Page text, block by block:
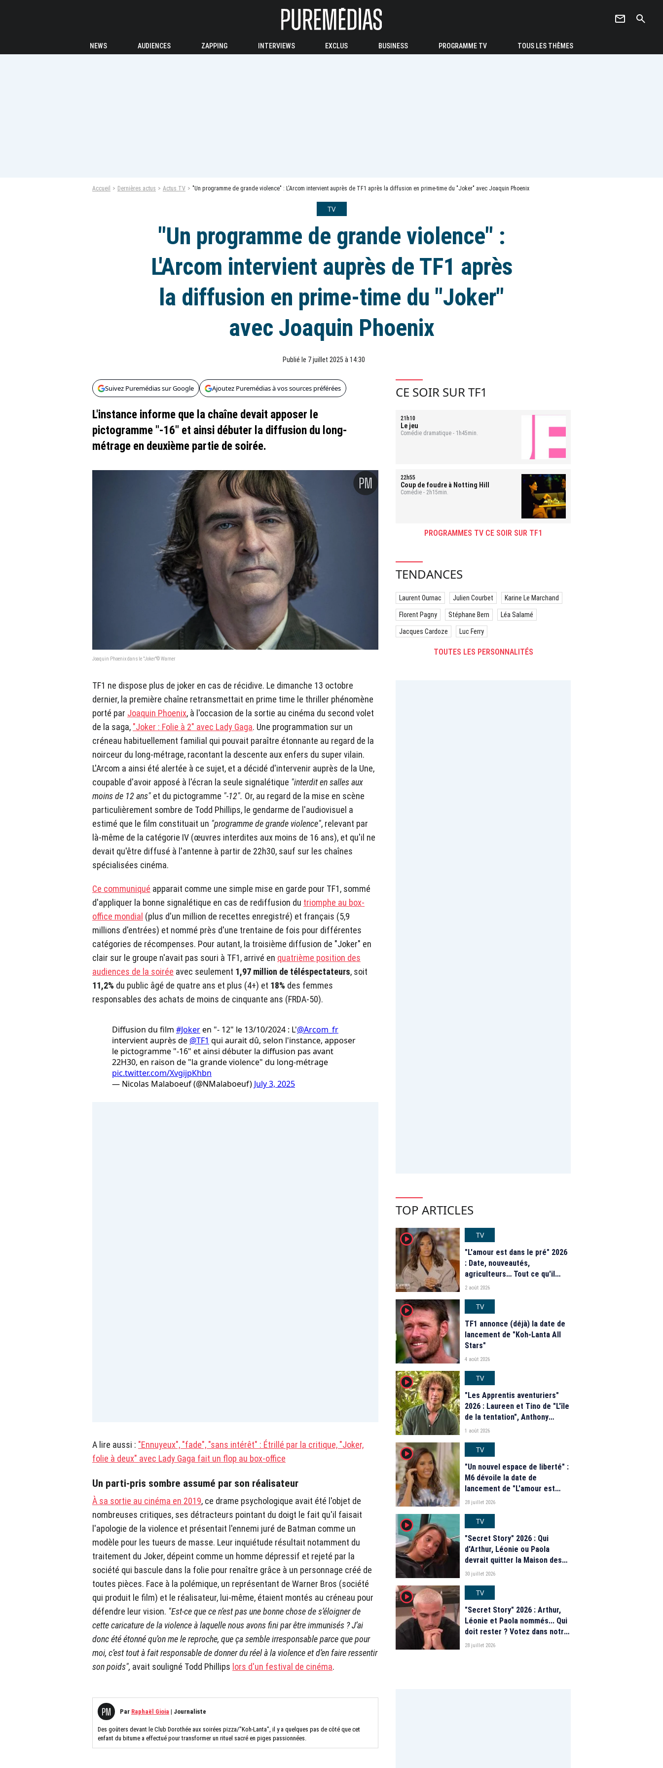
newsletter search
NEWS AUDIENCES ZAPPING INTERVIEWS EXCLUS BUSINESS PROGRAMME TV TOUS LES THÈMES
Accueil Dernières actus Actus TV "Un programme de grande violence" : L'Arcom intervient auprès de TF1 après la diffusion en prime-time du "Joker" avec Joaquin Phoenix
TV
"Un programme de grande violence" :
L'Arcom intervient auprès de TF1 après
la diffusion en prime-time du "Joker"
avec Joaquin Phoenix
Publié le 7 juillet 2025 à 14:30
Suivez Puremédias sur Google Ajoutez Puremédias à vos sources préférées
L'instance informe que la chaîne devait apposer le
pictogramme "-16" et ainsi débuter la diffusion du long-
métrage en deuxième partie de soirée.
Joaquin Phoenix dans le "Joker"© Warner
TF1 ne dispose plus de joker en cas de récidive. Le dimanche 13 octobre
dernier, la première chaîne retransmettait en prime time le thriller phénomène
porté par Joaquin Phoenix, à l'occasion de la sortie au cinéma du second volet
de la saga, "Joker : Folie à 2" avec Lady Gaga. Une programmation sur un
créneau habituellement familial qui pouvait paraître étonnante au regard de la
noirceur du long-métrage, racontant la descente aux enfers du super vilain.
L'Arcom a ainsi été alertée à ce sujet, et a décidé d'intervenir auprès de la Une,
coupable d'avoir apposé à l'écran la seule signalétique "interdit en salles aux
moins de 12 ans" et du pictogramme "-12". Or, au regard de la mise en scène
particulièrement sombre de Todd Phillips, le gendarme de l'audiovisuel a
estimé que le film constituait un "programme de grande violence", relevant par
là-même de la catégorie IV (œuvres interdites aux moins de 16 ans), et qu'il ne
devait qu'être diffusé à l'antenne à partir de 22h30, sauf sur les chaînes
spécialisées cinéma.
Ce communiqué apparait comme une simple mise en garde pour TF1, sommé
d'appliquer la bonne signalétique en cas de rediffusion du triomphe au box-
office mondial (plus d'un million de recettes enregistré) et français (5,9
millions d'entrées) et nommé près d'une trentaine de fois pour différentes
catégories de récompenses. Pour autant, la troisième diffusion de "Joker" en
clair sur le groupe n'avait pas souri à TF1, arrivé en quatrième position des
audiences de la soirée avec seulement 1,97 million de téléspectateurs, soit
11,2% du public âgé de quatre ans et plus (4+) et 18% des femmes
responsables des achats de moins de cinquante ans (FRDA-50).
Diffusion du film #Jokeren "- 12" le 13/10/2024 : L'@Arcom_fr
intervient auprès de @TF1 qui aurait dû, selon l'instance, apposer
le pictogramme "-16" et ainsi débuter la diffusion pas avant
22H30, en raison de "la grande violence" du long-métrage
pic.twitter.com/XvgijpKhbn
— Nicolas Malaboeuf (@NMalaboeuf) July 3, 2025
A lire aussi : "Ennuyeux", "fade", "sans intérêt" : Étrillé par la critique, "Joker,
folie à deux" avec Lady Gaga fait un flop au box-office
Un parti-pris sombre assumé par son réalisateur
À sa sortie au cinéma en 2019, ce drame psychologique avait été l'objet de
nombreuses critiques, ses détracteurs pointant du doigt le fait qu'il faisait
l'apologie de la violence et présentait l'ennemi juré de Batman comme un
modèle pour les tueurs de masse. Leur inquiétude résultait notamment du
traitement du Joker, dépeint comme un homme dépressif et rejeté par la
société qui bascule dans la folie pour renaître grâce à un personnage créé de
toutes pièces. Face à la polémique, un représentant de Warner Bros (société
qui produit le film) et le réalisateur, lui-même, étaient montés au créneau pour
défendre leur vision. "Est-ce que ce n’est pas une bonne chose de s’éloigner de
cette caricature de la violence à laquelle nous avons fini par être immunisés ? J’ai
donc été étonné qu’on me le reproche, que ça semble irresponsable parce que pour
moi, c’est tout à fait responsable de donner du réel à la violence et d’en faire ressentir
son poids", avait souligné Todd Phillips lors d'un festival de cinéma.
Par Raphaël Gioia | Journaliste
Des goûters devant le Club Dorothée aux soirées pizza/"Koh-Lanta", il y a quelques pas de côté que cet
enfant du bitume a effectué pour transformer un rituel sacré en piges passionnées.
CE SOIR SUR TF1
21h10
Le jeu
Comédie dramatique - 1h45min.
22h55
Coup de foudre à Notting Hill
Comédie - 2h15min.
PROGRAMMES TV CE SOIR SUR TF1
TENDANCES
Laurent Ournac Julien Courbet Karine Le Marchand
Florent Pagny Stéphane Bern Léa Salamé
Jacques Cardoze Luc Ferry
TOUTES LES PERSONNALITÉS
TOP ARTICLES
player2
TV
"L'amour est dans le pré" 2026
: Date, nouveautés,
agriculteurs… Tout ce qu'il
faut savoir sur la saison 21 du
2 août 2026
player2
TV
TF1 annonce (déjà) la date de
lancement de "Koh-Lanta All
Stars"
4 août 2026
player2
TV
"Les Apprentis aventuriers"
2026 : Laureen et Tino de "L'île
de la tentation", Anthony
Matéo, Jade Leboeuf... Le
de la télé-réalité de W9
1 août 2026
player2
TV
"Un nouvel espace de liberté" :
M6 dévoile la date de
lancement de "L'amour est
dans le pré" 2026 et une
Le Marchand
28 juillet 2026
player2
TV
"Secret Story" 2026 : Qui
d'Arthur, Léonie ou Paola
devrait quitter la Maison des
secrets ce soir ? Les
30 juillet 2026
player2
TV
"Secret Story" 2026 : Arthur,
Léonie et Paola nommés... Qui
doit rester ? Votez dans notre
sondage
28 juillet 2026